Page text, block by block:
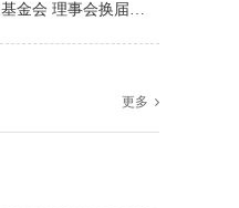
四川省乐山师范学院教育发展基金会 理事会换届工作方案
更多